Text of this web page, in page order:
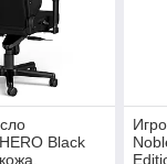
Black